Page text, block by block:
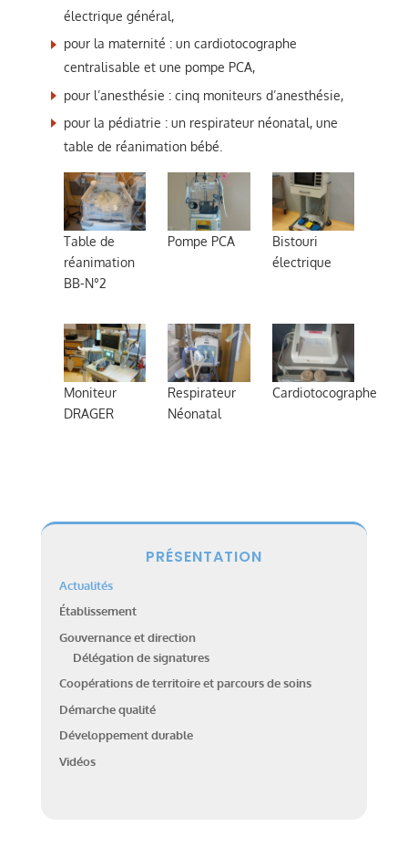
électrique général,
pour la maternité : un cardiotocographe
centralisable et une pompe PCA,
pour l’anesthésie : cinq moniteurs d’anesthésie,
pour la pédiatrie : un respirateur néonatal, une
table de réanimation bébé.
Table de
réanimation
BB-N°2
Pompe PCA
Bistouri
électrique
Moniteur
DRAGER
Respirateur
Néonatal
Cardiotocographe
PRÉSENTATION
Actualités
Établissement
Gouvernance et direction
Délégation de signatures
Coopérations de territoire et parcours de soins
Démarche qualité
Développement durable
Vidéos